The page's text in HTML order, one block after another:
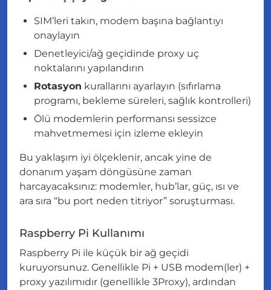
SIM’leri takın, modem başına bağlantıyı
onaylayın
Denetleyici/ağ geçidinde proxy uç
noktalarını yapılandırın
Rotasyon kurallarını ayarlayın (sıfırlama
programı, bekleme süreleri, sağlık kontrolleri)
Ölü modemlerin performansı sessizce
mahvetmemesi için izleme ekleyin
Bu yaklaşım iyi ölçeklenir, ancak yine de
donanım yaşam döngüsüne zaman
harcayacaksınız: modemler, hub’lar, güç, ısı ve
ara sıra “bu port neden titriyor” soruşturması.
Raspberry Pi Kullanımı
Raspberry Pi ile küçük bir ağ geçidi
kuruyorsunuz. Genellikle Pi + USB modem(ler) +
proxy yazılımıdır (genellikle 3Proxy), ardından